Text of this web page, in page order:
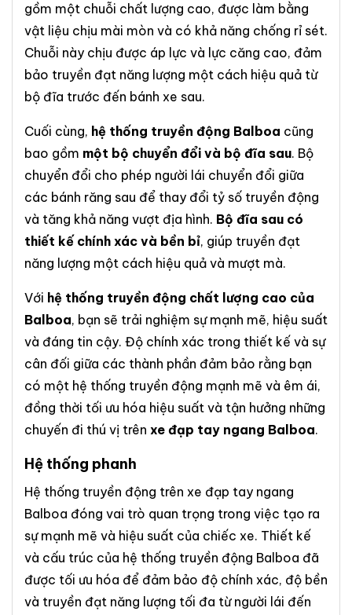
gồm một chuỗi chất lượng cao, được làm bằng
vật liệu chịu mài mòn và có khả năng chống rỉ sét.
Chuỗi này chịu được áp lực và lực căng cao, đảm
bảo truyền đạt năng lượng một cách hiệu quả từ
bộ đĩa trước đến bánh xe sau.
Cuối cùng, hệ thống truyền động Balboa cũng
bao gồm một bộ chuyển đổi và bộ đĩa sau. Bộ
chuyển đổi cho phép người lái chuyển đổi giữa
các bánh răng sau để thay đổi tỷ số truyền động
và tăng khả năng vượt địa hình. Bộ đĩa sau có
thiết kế chính xác và bền bỉ, giúp truyền đạt
năng lượng một cách hiệu quả và mượt mà.
Với hệ thống truyền động chất lượng cao của
Balboa, bạn sẽ trải nghiệm sự mạnh mẽ, hiệu suất
và đáng tin cậy. Độ chính xác trong thiết kế và sự
cân đối giữa các thành phần đảm bảo rằng bạn
có một hệ thống truyền động mạnh mẽ và êm ái,
đồng thời tối ưu hóa hiệu suất và tận hưởng những
chuyến đi thú vị trên xe đạp tay ngang Balboa.
Hệ thống phanh
Hệ thống truyền động trên xe đạp tay ngang
Balboa đóng vai trò quan trọng trong việc tạo ra
sự mạnh mẽ và hiệu suất của chiếc xe. Thiết kế
và cấu trúc của hệ thống truyền động Balboa đã
được tối ưu hóa để đảm bảo độ chính xác, độ bền
và truyền đạt năng lượng tối đa từ người lái đến